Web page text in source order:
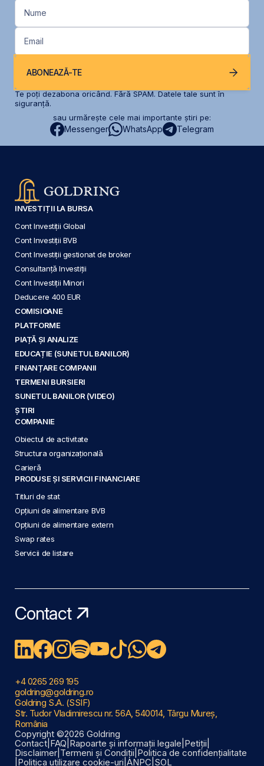
Nume
Email
ABONEAZĂ-TE
Te poți dezabona oricând. Fără SPAM. Datele tale sunt în
siguranță.
sau urmărește cele mai importante știri pe:
Messenger WhatsApp Telegram
INVESTIȚII LA BURSA
Cont Investiții Global
Cont Investiții BVB
Cont Investiții gestionat de broker
Consultanță Investiții
Cont Investiții Minori
Deducere 400 EUR
COMISIOANE
PLATFORME
PIAȚĂ ȘI ANALIZE
EDUCAȚIE (SUNETUL BANILOR)
FINANȚARE COMPANII
TERMENI BURSIERI
SUNETUL BANILOR (VIDEO)
ȘTIRI
COMPANIE
Obiectul de activitate
Structura organizațională
Carieră
PRODUSE ȘI SERVICII FINANCIARE
Titluri de stat
Opțiuni de alimentare BVB
Opțiuni de alimentare extern
Swap rates
Servicii de listare
Contact
+4 0265 269 195
goldring@goldring.ro
Goldring S.A. (SSIF)
Str. Tudor Vladimirescu nr. 56A, 540014, Târgu Mureș,
România
Copyright ©2026 Goldring
Contact FAQ Rapoarte și informații legale Petiții
Disclaimer Termeni și Condiții Politica de confidențialitate
Politica utilizare cookie-uri ANPC SOL